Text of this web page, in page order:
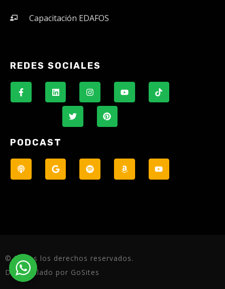
Capacitación EDAFOS
REDES SOCIALES
PODCAST
© Todos los derechos reservados.
Desarrollado por GoSites